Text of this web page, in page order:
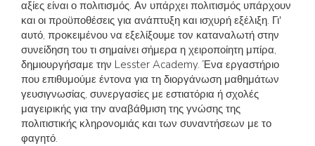
αξίες είναι ο πολιτισμός. Αν υπάρχει πολιτισμός υπάρχουν
και οι προϋποθέσεις για ανάπτυξη και ισχυρή εξέλιξη. Γι'
αυτό, προκειμένου να εξελίξουμε τον καταναλωτή στην
συνείδηση του τι σημαίνει σήμερα η χειροποίητη μπίρα,
δημιουργήσαμε την Lesster Academy. Ένα εργαστήριο
που επιθυμούμε έντονα για τη διοργάνωση μαθημάτων
γευσιγνωσίας, συνεργασίες με εστιατόρια ή σχολές
μαγειρικής για την αναβάθμιση της γνώσης της
πολιτιστικής κληρονομιάς και των συναντήσεων με το
φαγητό.